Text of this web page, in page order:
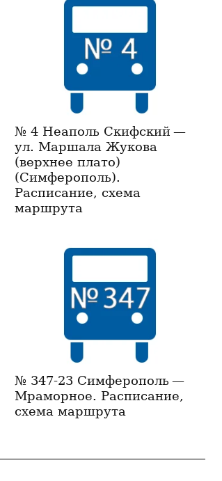
№ 4 Неаполь Скифский —
ул. Маршала Жукова
(верхнее плато)
(Симферополь).
Расписание, схема
маршрута
№ 347-23 Симферополь —
Мраморное. Расписание,
схема маршрута